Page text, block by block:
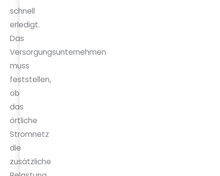
schnell
erledigt.
Das
Versorgungsunternehmen
muss
feststellen,
ob
das
örtliche
Stromnetz
die
zusätzliche